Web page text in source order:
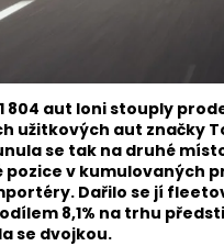
804 aut loni stouply
užitkových aut značky
se tak na druhé
pozice v kumulovaných
Dařilo se jí
8,1% na trhu
se dvojkou.